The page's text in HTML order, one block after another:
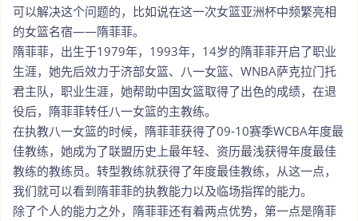
可以解决这个问题的，比如说在这一次女篮亚洲杯中频繁亮相
的女篮名宿——隋菲菲。
隋菲菲，出生于1979年，1993年，14岁的隋菲菲开启了职业
生涯，她先后效力于济部女篮、八一女篮、WNBA萨克拉门托
君主队，职业生涯，她帮助中国女篮取得了出色的成绩，在退
役后，隋菲菲转任八一女篮的主教练。
在执教八一女篮的时候，隋菲菲获得了09-10赛季WCBA年度最
佳教练，她成为了联盟历史上最年轻、资历最浅获得年度最佳
教练的教练员。转型教练就获得了年度最佳教练，从这一点，
我们就可以看到隋菲菲的执教能力以及临场指挥的能力。
除了个人的能力之外，隋菲菲还有着两点优势，第一点是隋菲